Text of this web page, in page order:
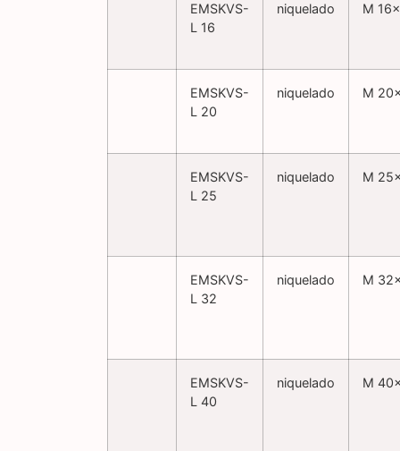
EMSKVS-
L 16
niquelado M
EMSKVS-
L 20
niquelado M
EMSKVS-
L 25
niquelado M
EMSKVS-
L 32
niquelado M
EMSKVS-
L 40
niquelado M